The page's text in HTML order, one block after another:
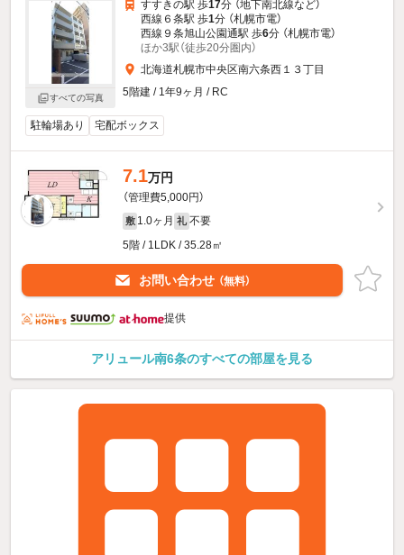
すべての写真
すすきの駅 歩17分 （地下南北線など）
西線６条駅 歩1分 （札幌市電）
西線９条旭山公園通駅 歩6分 （札幌市電）
ほか3駅（徒歩20分圏内）
北海道札幌市中央区南六条西１３丁目
5階建 / 1年9ヶ月 / RC
駐輪場あり 宅配ボックス
7.1万円
（管理費5,000円）
敷 1.0ヶ月 礼 不要
5階 / 1LDK / 35.28㎡
お問い合わせ （無料）
提供
アリュール南6条のすべての部屋を見る